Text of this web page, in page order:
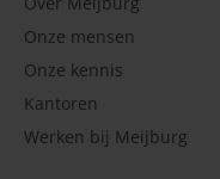
Onze mensen
Onze kennis
Kantoren
Werken bij Meijburg